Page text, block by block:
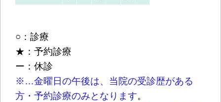
○：診療
★：予約診療
ー：休診
※…金曜日の午後は、当院の受診歴がある
方・予約診療のみとなります。